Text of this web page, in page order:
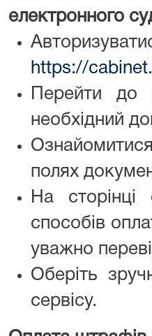
електронного
https://
Перейти до
необхідний
полях
На
способів
уважно
Оберіть
сервісу.